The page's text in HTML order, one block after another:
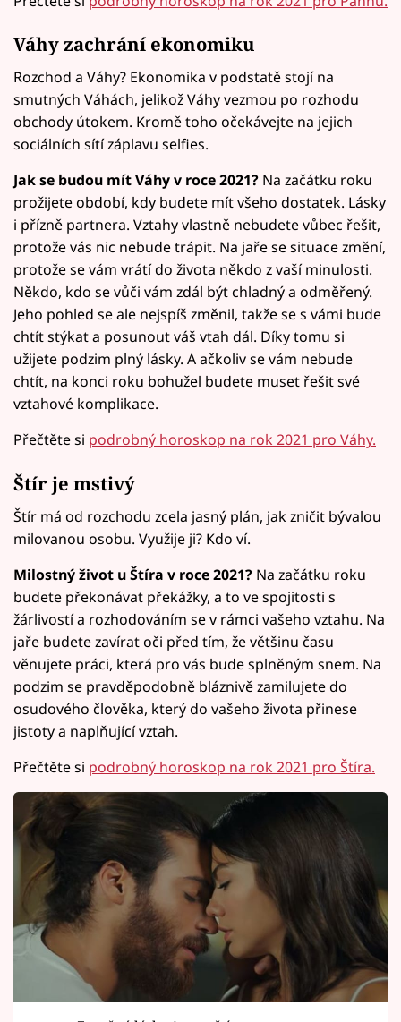
Váhy zachrání ekonomiku
Rozchod a Váhy? Ekonomika v podstatě stojí na
smutných Váhách, jelikož Váhy vezmou po rozhodu
obchody útokem. Kromě toho očekávejte na jejich
sociálních sítí záplavu selfies.
Jak se budou mít Váhy v roce 2021? Na začátku roku
prožijete období, kdy budete mít všeho dostatek. Lásky
i přízně partnera. Vztahy vlastně nebudete vůbec řešit,
protože vás nic nebude trápit. Na jaře se situace změní,
protože se vám vrátí do života někdo z vaší minulosti.
Někdo, kdo se vůči vám zdál být chladný a odměřený.
Jeho pohled se ale nejspíš změnil, takže se s vámi bude
chtít stýkat a posunout váš vtah dál. Díky tomu si
užijete podzim plný lásky. A ačkoliv se vám nebude
chtít, na konci roku bohužel budete muset řešit své
vztahové komplikace.
Přečtěte si podrobný horoskop na rok 2021 pro Váhy.
Štír je mstivý
Štír má od rozchodu zcela jasný plán, jak zničit bývalou
milovanou osobu. Využije ji? Kdo ví.
Milostný život u Štíra v roce 2021? Na začátku roku
budete překonávat překážky, a to ve spojitosti s
žárlivostí a rozhodováním se v rámci vašeho vztahu. Na
jaře budete zavírat oči před tím, že většinu času
věnujete práci, která pro vás bude splněným snem. Na
podzim se pravděpodobně bláznivě zamilujete do
osudového člověka, který do vašeho života přinese
jistoty a naplňující vztah.
Přečtěte si podrobný horoskop na rok 2021 pro Štíra.